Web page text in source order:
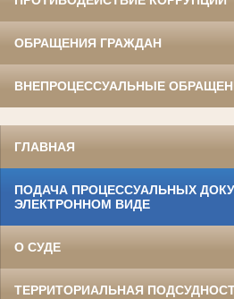
ОБРАЩЕНИЯ ГРАЖДАН
ВНЕПРОЦЕССУАЛЬНЫЕ
ГЛАВНАЯ
ПОДАЧА ПРОЦЕССУАЛЬНЫХ
ЭЛЕКТРОННОМ ВИДЕ
О СУДЕ
ТЕРРИТОРИАЛЬНАЯ